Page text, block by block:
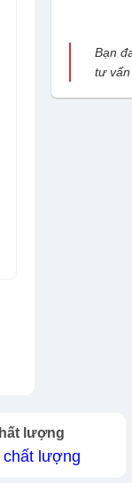
Bạn
tư vấn
lượng
chất lượng